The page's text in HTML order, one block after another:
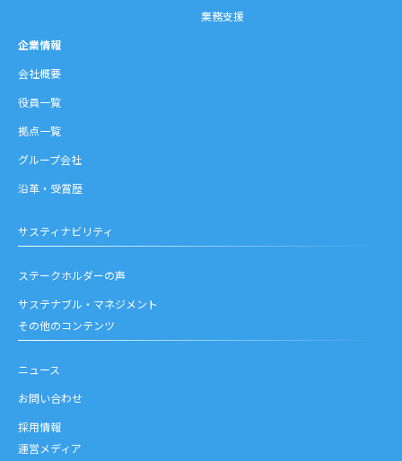
業務支援
企業情報
会社概要
役員一覧
拠点一覧
グループ会社
沿革・受賞歴
サスティナビリティ
ステークホルダーの声
サステナブル・マネジメント
その他のコンテンツ
ニュース
お問い合わせ
採用情報
運営メディア